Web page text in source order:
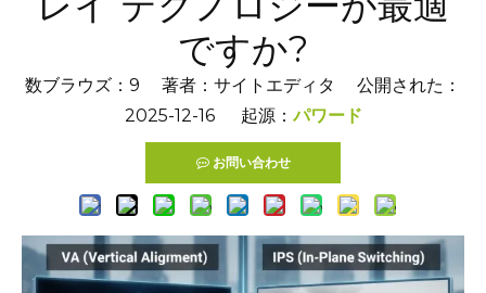
ですか?
数ブラウズ： 9 著者：サイトエディタ 公開された：
2025-12-16 起源：パワード
お問い合わせ